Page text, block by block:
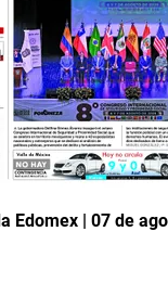
Edomex | 07 de